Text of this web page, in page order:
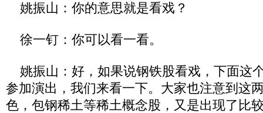
姚振山：你的意思就是看戏？
徐一钉：你可以看一看。
姚振山：好，如果说钢铁股看戏，下面这
参加演出，我们来看一下。大家也注意到这
色，包钢稀土等稀土概念股，又是出现了比